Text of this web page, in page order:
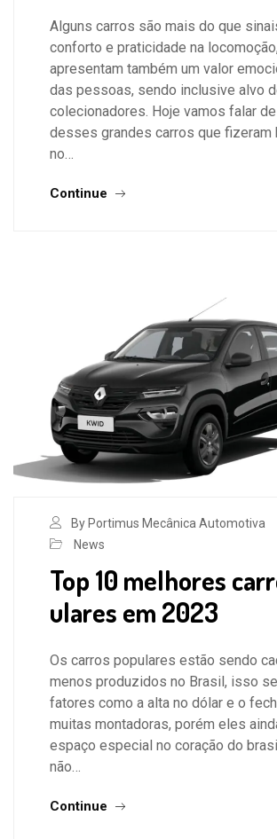
Alguns carros são mais do que
conforto e praticidade na
apresentam também um valor
das pessoas, sendo inclusive alvo
colecionadores. Hoje vamos falar
desses grandes carros que fizeram
no…
Continue
By Portimus Mecânica Automotiva
News
Top 10 melhores
ulares em 2023
Os carros populares estão sendo
menos produzidos no Brasil, isso
fatores como a alta no dólar e o
muitas montadoras, porém eles
espaço especial no coração do
não…
Continue